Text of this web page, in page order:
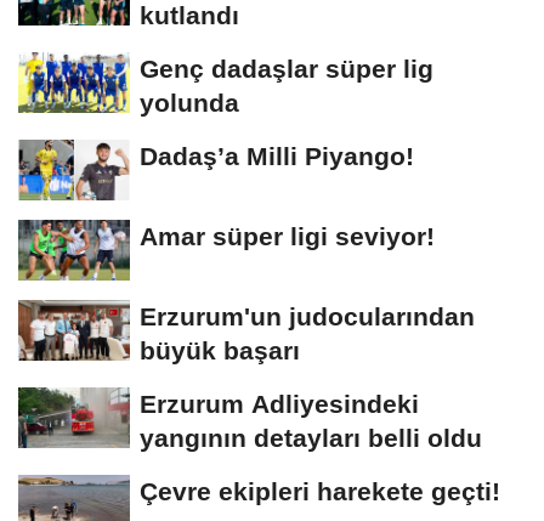
kutlandı
Genç dadaşlar süper lig
yolunda
Dadaş’a Milli Piyango!
Amar süper ligi seviyor!
Erzurum'un judocularından
büyük başarı
Erzurum Adliyesindeki
yangının detayları belli oldu
Çevre ekipleri harekete geçti!